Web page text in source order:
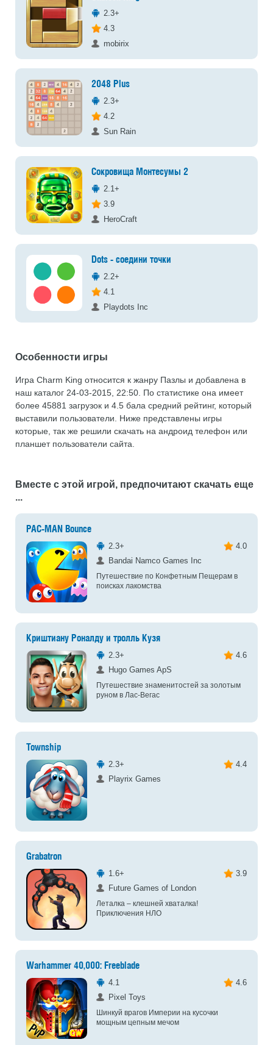
2.3+
4.3
mobirix
2048 Plus
2.3+
4.2
Sun Rain
Сокровища Монтесумы 2
2.1+
3.9
HeroCraft
Dots - соедини точки
2.2+
4.1
Playdots Inc
Особенности игры
Игра Charm King относится к жанру Пазлы и добавлена в
наш каталог 24-03-2015, 22:50. По статистике она имеет
более 45881 загрузок и 4.5 бала средний рейтинг, который
выставили пользователи. Ниже представлены игры
которые, так же решили скачать на андроид телефон или
планшет пользователи сайта.
Вместе с этой игрой, предпочитают скачать еще
PAC-MAN Bounce
2.3+
4.0
Bandai Namco Games Inc
Путешествие по Конфетным Пещерам в
поисках лакомства
Криштиану Роналду и тролль Кузя
2.3+
4.6
Hugo Games ApS
Путешествие знаменитостей за золотым
руном в Лас-Вегас
Township
2.3+
4.4
Playrix Games
Grabatron
1.6+
3.9
Future Games of London
Леталка – клешней хваталка!
Приключения НЛО
Warhammer 40,000: Freeblade
4.1
4.6
Pixel Toys
Шинкуй врагов Империи на кусочки
мощным цепным мечом